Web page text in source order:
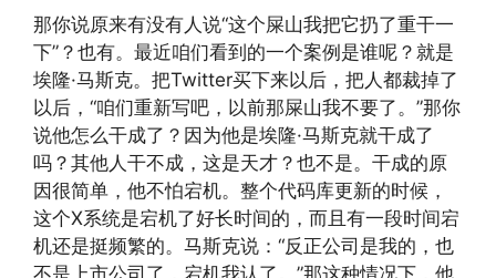
那你说原来有没有人说“这个屎山我把它扔了重干一
下”？也有。最近咱们看到的一个案例是谁呢？就是
埃隆·马斯克。把Twitter买下来以后，把人都裁掉了
以后，“咱们重新写吧，以前那屎山我不要了。”那你
说他怎么干成了？因为他是埃隆·马斯克就干成了
吗？其他人干不成，这是天才？也不是。干成的原
因很简单，他不怕宕机。整个代码库更新的时候，
这个X系统是宕机了好长时间的，而且有一段时间宕
机还是挺频繁的。马斯克说：“反正公司是我的，也